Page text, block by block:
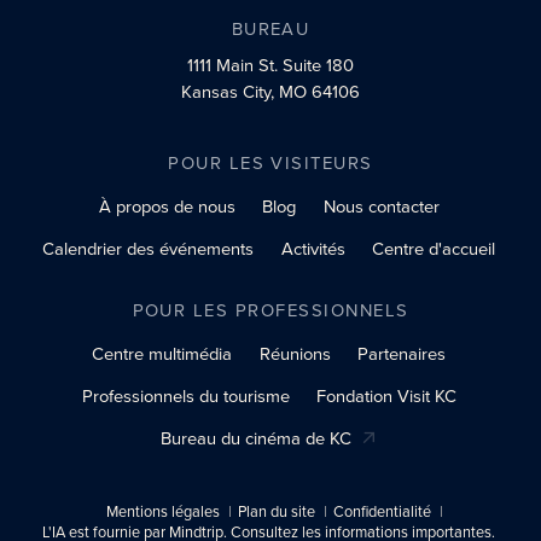
BUREAU
1111 Main St.Suite 180
Kansas City, MO 64106
POUR LES VISITEURS
À propos de nous
Blog
Nous contacter
Calendrier des événements
Activités Centre d'accueil
POUR LES PROFESSIONNELS
Centre multimédia
Réunions
Partenaires
Professionnels du tourisme
Fondation Visit KC
Bureau du cinéma de KC
Mentions légales Plan du site
Confidentialité
L'IA est fournie par Mindtrip. Consultez les informations importantes.